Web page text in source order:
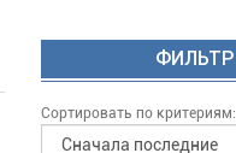
ФИЛЬТР
Сортировать по критериям: